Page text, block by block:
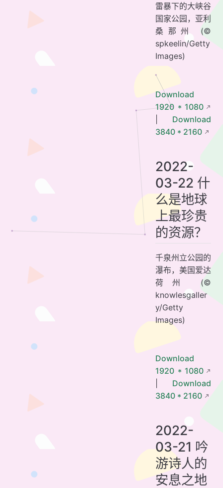
雷暴下的大峡谷
国家公园，亚利
桑那州 (©
spkeelin/Getty
Images)
Download
1920 * 1080
Download
3840 * 2160
2022-
03-22 什
么是地球
上最珍贵
的资源？
千泉州立公园的
瀑布，美国爱达
荷州 (©
knowlesgaller
y/Getty
Images)
Download
1920 * 1080
Download
3840 * 2160
2022-
03-21 吟
游诗人的
安息之地